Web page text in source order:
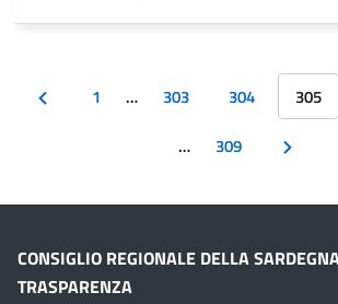
1 … 303 304 305
…
309
CONSIGLIO REGIONALE DELLA
TRASPARENZA